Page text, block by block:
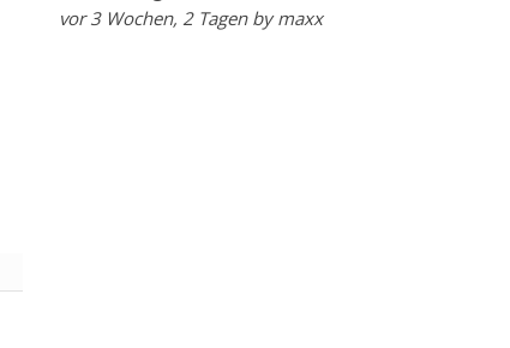
vor 3 Wochen, 2 Tagen bymaxx